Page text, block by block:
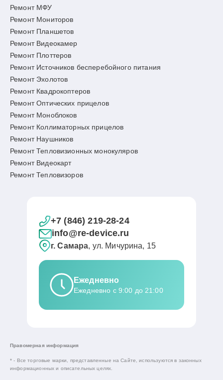
Ремонт МФУ
Ремонт Мониторов
Ремонт Планшетов
Ремонт Видеокамер
Ремонт Плоттеров
Ремонт Источников бесперебойного питания
Ремонт Эхолотов
Ремонт Квадрокоптеров
Ремонт Оптических прицелов
Ремонт Моноблоков
Ремонт Коллиматорных прицелов
Ремонт Наушников
Ремонт Тепловизионных монокуляров
Ремонт Видеокарт
Ремонт Тепловизоров
+7 (846) 219-28-24
info@re-device.ru
г. Самара, ул. Мичурина, 15
Ежедневно
Ежедневно с 9:00 до 21:00
Правомерная информация
* - Все торговые марки, представленные на Сайте, используются в законных
информационных и описательных целях.